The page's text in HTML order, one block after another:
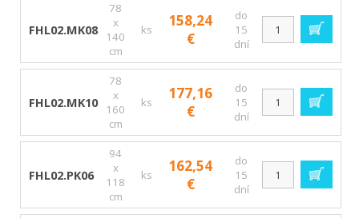
FHL02.MK08
78
x
140
cm
ks
158,24
€
do
15
dní
FHL02.MK10
78
x
160
cm
ks
177,16
€
do
15
dní
FHL02.PK06
94
x
118
cm
ks
162,54
€
do
15
dní